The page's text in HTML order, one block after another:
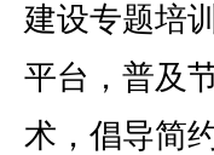
建设专题培
平台，普及
术，倡导简